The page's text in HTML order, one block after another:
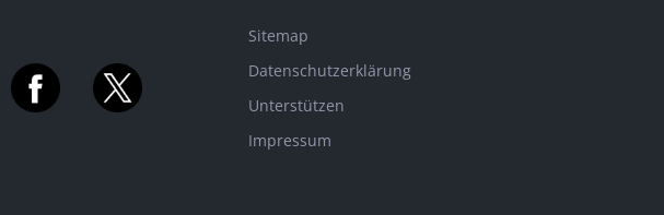
Sitemap
Datenschutzerklärung
Unterstützen
Impressum